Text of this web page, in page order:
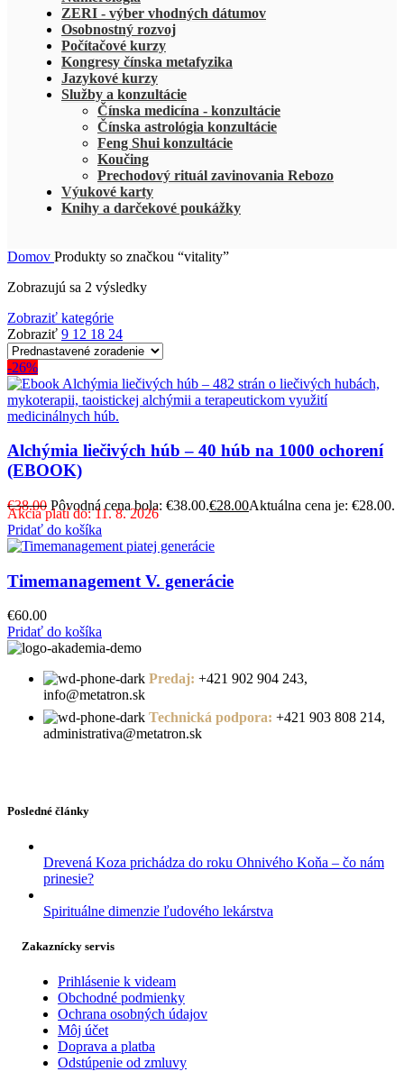
ZERI - výber vhodných dátumov
Osobnostný rozvoj
Počítačové kurzy
Kongresy čínska metafyzika
Jazykové kurzy
Služby a konzultácie
Čínska medicína - konzultácie
Čínska astrológia konzultácie
Feng Shui konzultácie
Koučing
Prechodový rituál zavinovania Rebozo
Výukové karty
Knihy a darčekové poukážky
Domov Produkty so značkou “vitality”
Zobrazujú sa 2 výsledky
Zobraziť kategórie
Zobraziť 9 12 18 24
-26%
Alchýmia liečivých húb – 40 húb na 1000 ochorení
(EBOOK)
€38.00 Pôvodná cena bola: €38.00.€28.00Aktuálna cena je: €28.00.
Akcia platí do: 11. 8. 2026
Pridať do košíka
Timemanagement V. generácie
€60.00
Pridať do košíka
Predaj: +421 902 904 243,
info@metatron.sk
Technická podpora: +421 903 808 214,
administrativa@metatron.sk
Posledné články
Drevená Koza prichádza do roku Ohnivého Koňa – čo nám
prinesie?
Spirituálne dimenzie ľudového lekárstva
Zakaznícky servis
Prihlásenie k videam
Obchodné podmienky
Ochrana osobných údajov
Môj účet
Doprava a platba
Odstúpenie od zmluvy